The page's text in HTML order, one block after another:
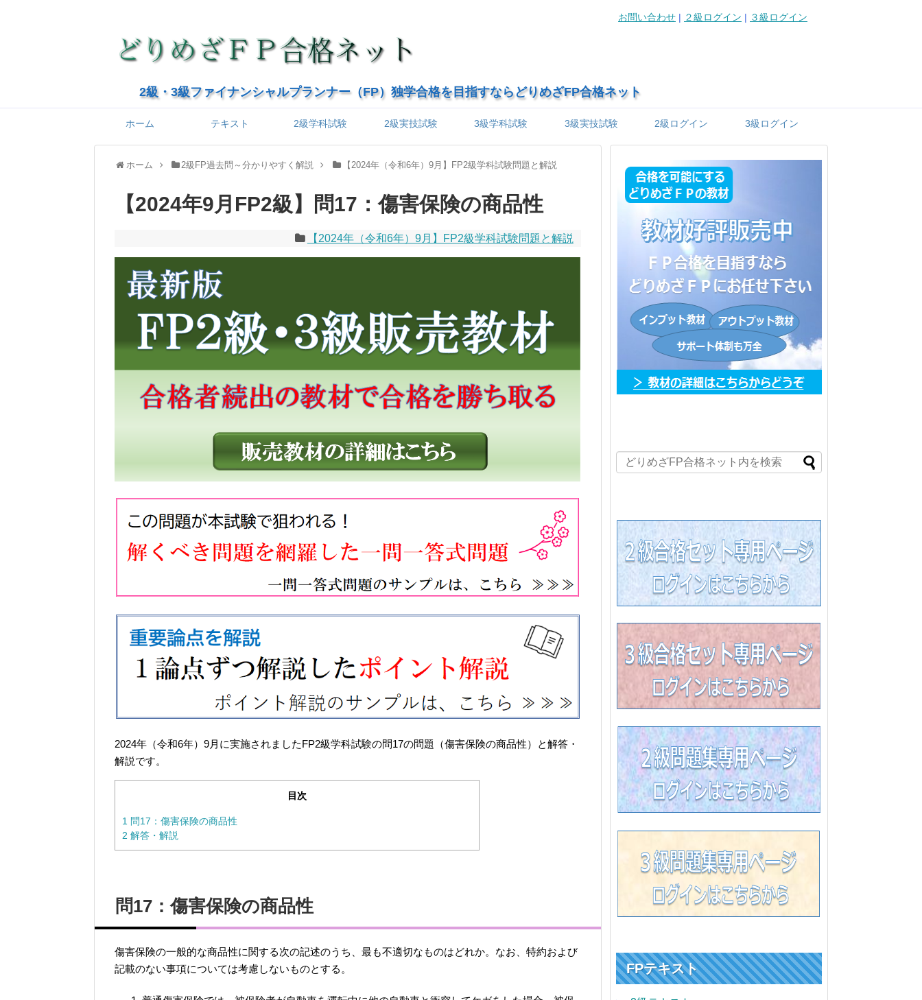
2級・3級ファイナンシャルプランナー（FP）独学合格を目指すならどりめざFP合格ネット
お問い合わせ | ２級ログイン | ３級ログイン
ホーム テキスト 2級学科試験 2級実技試験 3級学科試験 3級実技試験 2級ログイン 3級ログイン
ホーム 2級FP過去問～分かりやすく解説 【2024年（令和6年）9月】FP2級学科試験問題と解説
【2024年9月FP2級】問17：傷害保険の商品性
【2024年（令和6年）9月】FP2級学科試験問題と解説
2024年（令和6年）9月に実施されましたFP2級学科試験の問17の問題（傷害保険の商品性）と解答・
解説です。
目次
1 問17：傷害保険の商品性
2 解答・解説
問17：傷害保険の商品性
傷害保険の一般的な商品性に関する次の記述のうち、最も不適切なものはどれか。なお、特約および
記載のない事項については考慮しないものとする。
FPテキスト